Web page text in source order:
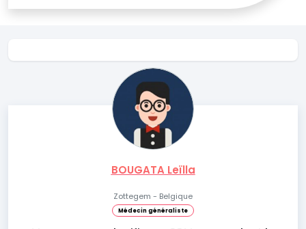
BOUGATA Leïlla
Zottegem - Belgique
Médecin généraliste